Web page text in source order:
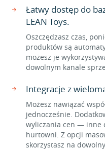
Łatwy dostęp do
LEAN Toys.
Oszczędzasz czas,
produktów są
możesz je
dowolnym kanale
Integracje z
Możesz nawiązać
jednocześnie.
wyliczania cen — inne
hurtowni. Z opcji
skorzystasz na